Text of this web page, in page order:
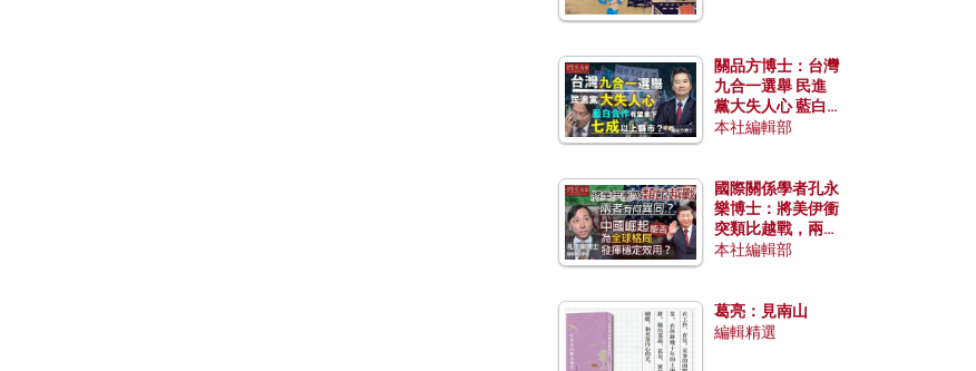
關品方博士：台灣
九合一選舉 民進
黨大失人心 藍白
合作有望拿下七成
本社編輯部
國際關係學者孔永
樂博士：將美伊衝
突類比越戰，兩者
有何異同？中國崛
本社編輯部
葛亮：見南山
編輯精選